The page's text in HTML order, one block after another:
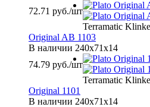
72.71 руб./шт
Terramatic
Original AB 1103
В наличии 240х71х14
74.79 руб./шт
Terramatic
Original 1101
В наличии 240х71х14